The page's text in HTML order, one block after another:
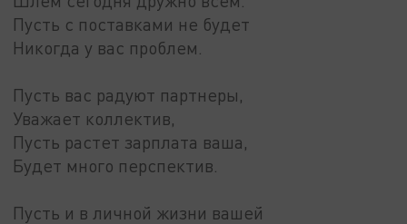
Пусть с поставками не будет
Никогда у вас проблем.
Пусть вас радуют партнеры,
Уважает коллектив,
Пусть растет зарплата ваша,
Будет много перспектив.
Пусть и в личной жизни вашей